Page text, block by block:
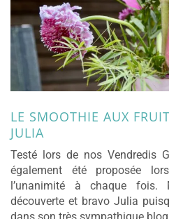
LE SMOOTHIE AUX
JULIA
Testé lors de nos Vendredis
également été proposée
l’unanimité à chaque fois.
découverte et bravo Julia